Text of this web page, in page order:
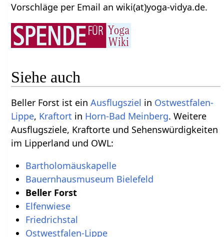
Vorschläge per Email an wiki(at)yoga-vidya.de.
Siehe auch
Beller Forst‏‎ ist einAusflugsziel in Ostwestfalen-
Lippe, Kraftort in Horn-Bad Meinberg. Weitere
Ausflugsziele, Kraftorte und Sehenswürdigkeiten
im Lipperland und OWL:
Bartholomäuskapelle‏‎
Beller Forst‏‎
Elfenwiese‏‎
Ostwestfalen-Lippe‏‎